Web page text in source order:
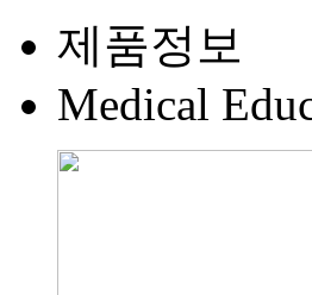
제품정보
Medical